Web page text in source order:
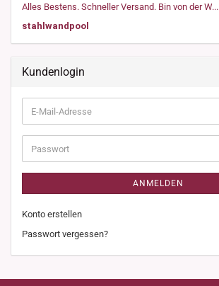
Alles Bestens. Schneller Versand. Bin von der W...
stahlwandpool
Kundenlogin
E-
Mail-
Adresse
Passwort
ANMELDEN
Konto erstellen
Passwort vergessen?